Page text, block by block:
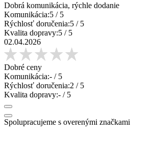
Dobrá komunikácia, rýchle dodanie
Komunikácia:5 / 5
Rýchlosť doručenia:5 / 5
Kvalita dopravy:5 / 5
02.04.2026
Dobré ceny
Komunikácia:- / 5
Rýchlosť doručenia:2 / 5
Kvalita dopravy:- / 5
Spolupracujeme s overenými značkami